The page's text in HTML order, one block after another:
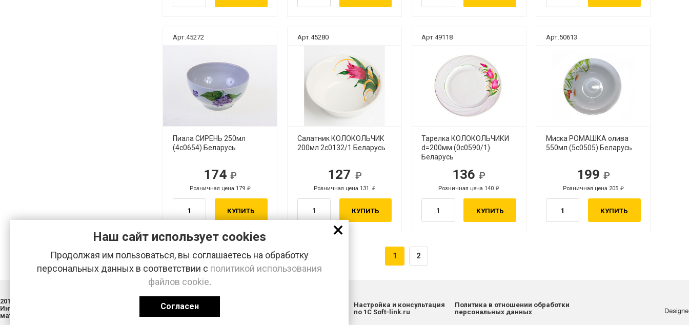
Арт.45272
Пиала СИРЕНЬ 250мл
(4с0654) Беларусь
174
Розничная цена 179
КУПИТЬ
Арт.45280
Салатник КОЛОКОЛЬЧИК
200мл 2с0132/1 Беларусь
127
Розничная цена 131
КУПИТЬ
Арт.49118
Тарелка КОЛОКОЛЬЧИКИ
d=200мм (0с0590/1)
Беларусь
136
руб.
Розничная цена 140
руб.
КУПИТЬ
Арт.50613
Миска РОМАШКА олива
550мл (5с0505) Беларусь
199
руб.
Розничная цена 205
руб.
КУПИТЬ
1 2
2013-2026 © Хозяйственно-строительная база «ДОКА»
Интернет-магазин строительных и отделочных
материалов.
Настройка и консультация
по 1С Soft-link.ru
Политика в отношении обработки
персональных данных
×
Наш сайт использует cookies
Продолжая им пользоваться, вы соглашаетесь на обработку
персональных данных в соответствии с политикой использования
файлов cookie.
Согласен